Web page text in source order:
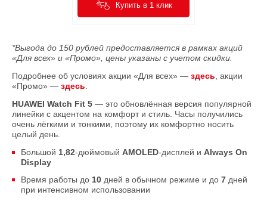
Купить в 1 клик
*Выгода до 150 рублей предоставляется в рамках акций
«Для всех» и «Промо», цены указаны с учетом скидки.
Подробнее об условиях акции «Для всех» — здесь , акции
«Промо» — здесь
HUAWEI Watch Fit 5 — это обновлённая версия популярной
линейки с акцентом на комфорт и стиль. Часы получились
очень лёгкими и тонкими, поэтому их комфортно носить
целый день.
Большой 1,82-дюймовый AMOLED-дисплей и Always On
Display
Время работы до 10 дней в обычном режиме и до 7 дней
при интенсивном использовании